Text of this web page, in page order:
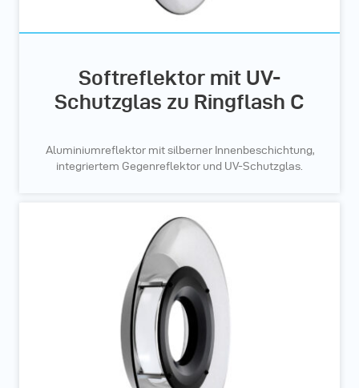
Softreflektor mit UV-
Schutzglas zu Ringflash C
Aluminiumreflektor mit silberner Innenbeschichtung,
integriertem Gegenreflektor und UV-Schutzglas.